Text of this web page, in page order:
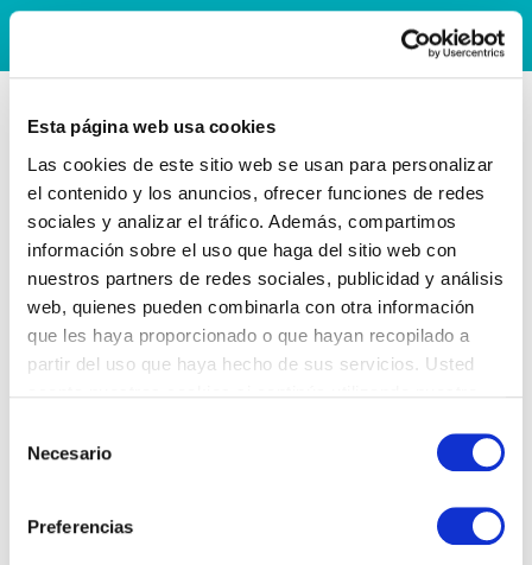
Esta página web usa cookies
Las cookies de este sitio web se usan para personalizar
el contenido y los anuncios, ofrecer funciones de redes
sociales y analizar el tráfico. Además, compartimos
información sobre el uso que haga del sitio web con
nuestros partners de redes sociales, publicidad y análisis
web, quienes pueden combinarla con otra información
que les haya proporcionado o que hayan recopilado a
partir del uso que haya hecho de sus servicios. Usted
Necesario
Preferencias